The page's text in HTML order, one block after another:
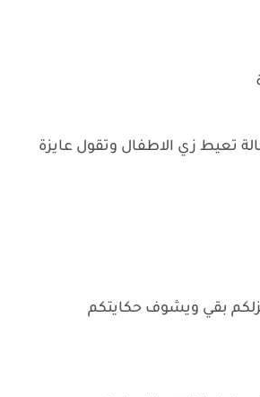
تعيط زي الاطفال وتقول عايزة
بقي ويشوف حكايتكم